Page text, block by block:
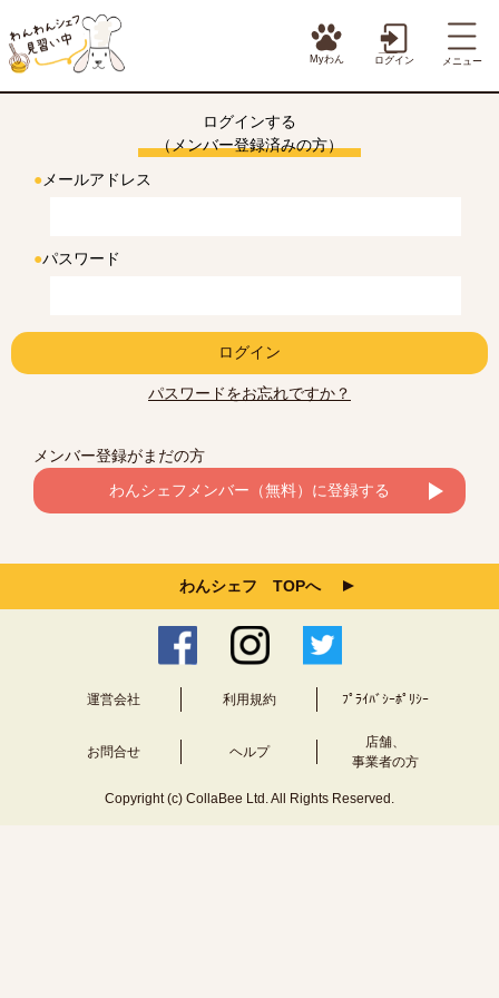
Myわん ログイン メニュー
ログインする
（メンバー登録済みの方）
● メールアドレス
●パスワード
ログイン
パスワードをお忘れですか？
メンバー登録がまだの方
わんシェフメンバー（無料）に登録する
わんシェフ TOPへ
運営会社 利用規約 ﾌﾟﾗｲﾊﾞｼｰﾎﾟﾘｼｰ
お問合せ ヘルプ
店舗、
事業者の方
Copyright (c) CollaBee Ltd. All Rights Reserved.